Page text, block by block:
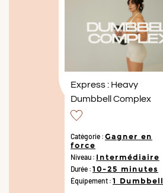
Express : Heavy
Dumbbell Complex
Catégorie : Gagner en
force
Niveau : Intermédiaire
Durée : 10-25 minutes
Équipement : 1 Dumbbell